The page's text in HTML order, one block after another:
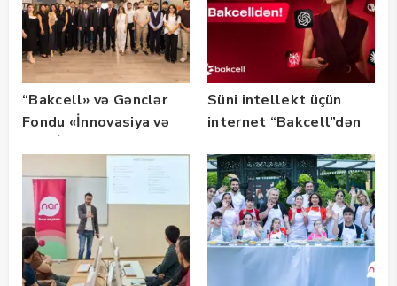
“Bakcell» və Gənclər
Fondu «İnnovasiya və
təqaüd proqramının
qalibləri ilə görüş
keçirib
Süni intellekt üçün
internet “Bakcell”dən